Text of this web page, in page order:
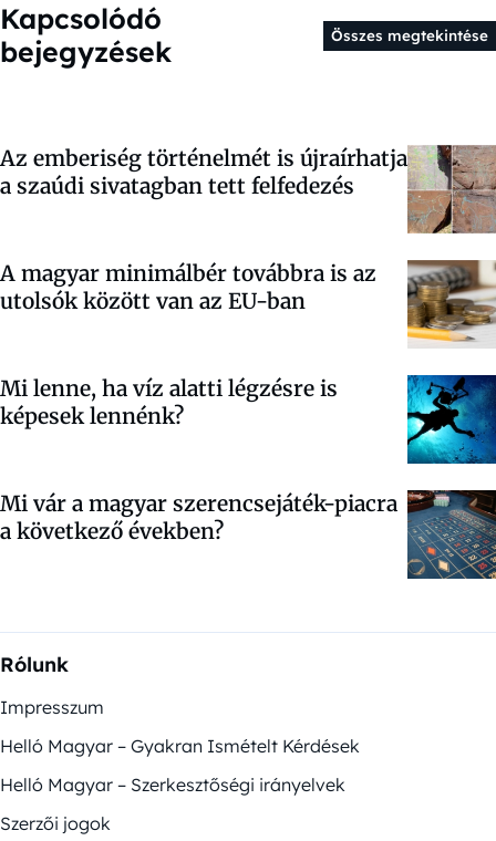
Kapcsolódó
bejegyzések
Összes megtekintése
Az emberiség történelmét is újraírhatja
a szaúdi sivatagban tett felfedezés
A magyar minimálbér továbbra is az
utolsók között van az EU-ban
Mi lenne, ha víz alatti légzésre is
képesek lennénk?
Mi vár a magyar szerencsejáték-piacra
a következő években?
Rólunk
Impresszum
Helló Magyar – Gyakran Ismételt Kérdések
Helló Magyar – Szerkesztőségi irányelvek
Szerzői jogok